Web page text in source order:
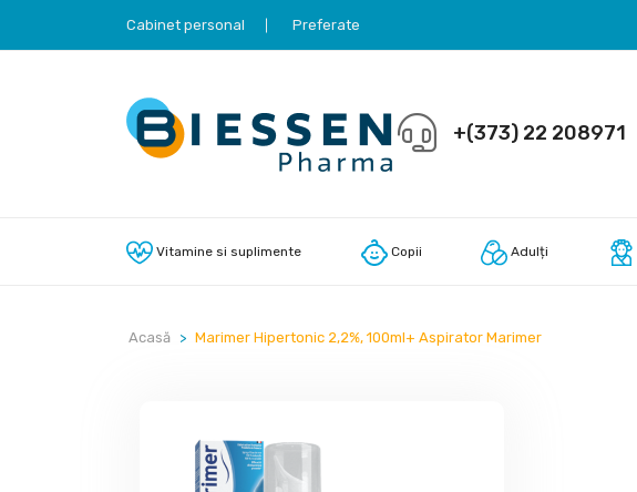
Cabinet personal Preferate
+(373) 22 208971
Vitamine si suplimente Copii Adulți
Acasă Marimer Hipertonic 2,2%, 100ml+ Aspirator Marimer